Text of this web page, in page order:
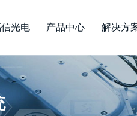
光电 产品中心 解决方